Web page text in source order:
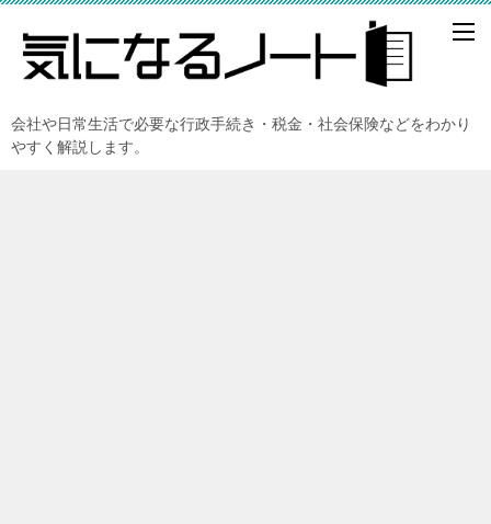
会社や日常生活で必要な行政手続き・税金・社会保険などをわかり
やすく解説します。